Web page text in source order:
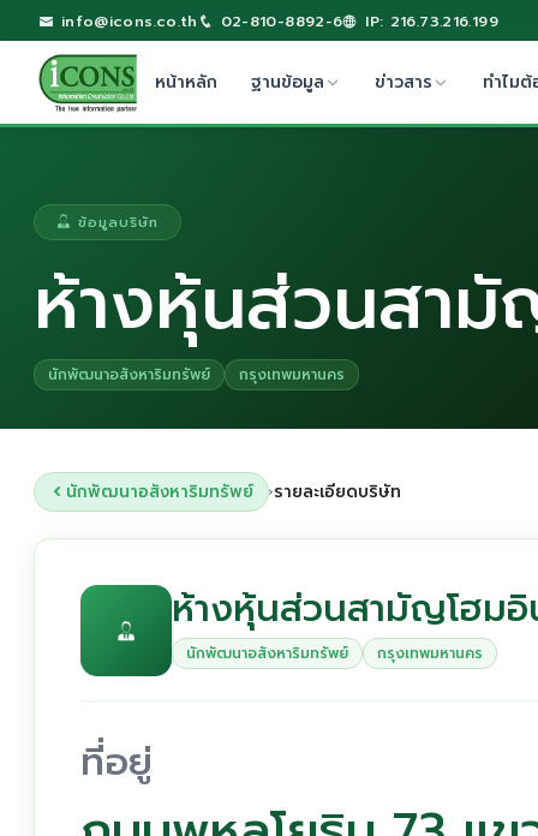
info@icons.co.th 02-810-8892-6 IP: 216.73.216.199
หน้าหลัก ฐานข้อมูล ข่าวสาร ทำไมต้
ข้อมูลบริษัท
ห้างหุ้นส่วนสามั
นักพัฒนาอสังหาริมทรัพย์ กรุงเทพมหานคร
นักพัฒนาอสังหาริมทรัพย์ ›รายละเอียดบริษัท
ห้างหุ้นส่วนสามัญโฮมอิ
นักพัฒนาอสังหาริมทรัพย์ กรุงเทพมหานคร
ที่อยู่